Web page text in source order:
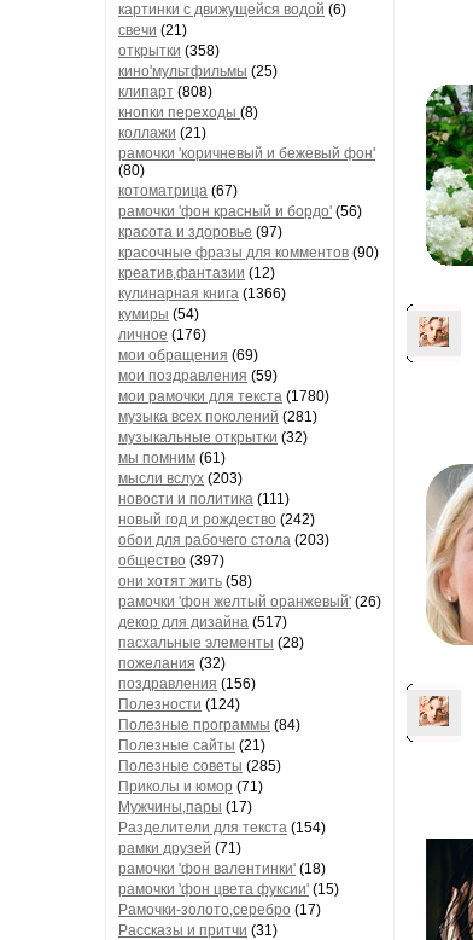
картинки с движущейся водой (6)
свечи (21)
открытки (358)
кино'мультфильмы (25)
клипарт (808)
кнопки переходы (8)
коллажи (21)
рамочки 'коричневый и бежевый фон'
(80)
котоматрица (67)
рамочки 'фон красный и бордо' (56)
красота и здоровье (97)
красочные фразы для комментов (90)
креатив,фантазии (12)
кулинарная книга (1366)
кумиры (54)
личное (176)
мои обращения (69)
мои поздравления (59)
мои рамочки для текста (1780)
музыка всех поколений (281)
музыкальные открытки (32)
мы помним (61)
мысли вслух (203)
новости и политика (111)
новый год и рождество (242)
обои для рабочего стола (203)
общество (397)
они хотят жить (58)
рамочки 'фон желтый оранжевый' (26)
декор для дизайна (517)
пасхальные элементы (28)
пожелания (32)
поздравления (156)
Полезности (124)
Полезные программы (84)
Полезные сайты (21)
Полезные советы (285)
Приколы и юмор (71)
Мужчины,пары (17)
Разделители для текста (154)
рамки друзей (71)
рамочки 'фон валентинки' (18)
рамочки 'фон цвета фуксии' (15)
Рамочки-золото,серебро (17)
Рассказы и притчи (31)